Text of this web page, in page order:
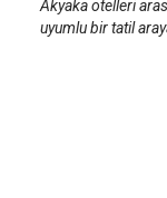
Akyaka otelleri
uyumlu bir tatil